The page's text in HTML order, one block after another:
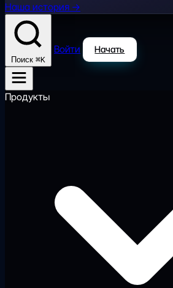
Наша история →
Поиск ⌘K
Войти Начать
Продукты